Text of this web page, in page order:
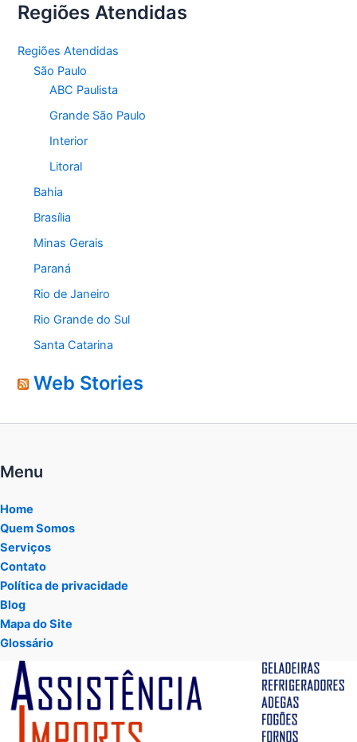
Regiões Atendidas
Regiões Atendidas
São Paulo
ABC Paulista
Grande São Paulo
Interior
Litoral
Bahia
Brasília
Minas Gerais
Paraná
Rio de Janeiro
Rio Grande do Sul
Santa Catarina
Web Stories
Menu
Home
Quem Somos
Serviços
Contato
Política de privacidade
Blog
Mapa do Site
Glossário
Tocador
vídeo